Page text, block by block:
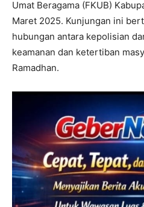
Umat Beragama (FKUB)
Maret 2025. Kunjungan ini
hubungan antara kepolisian
keamanan dan ketertiban
Ramadhan.